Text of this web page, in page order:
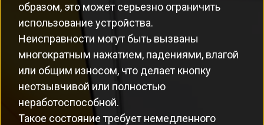
образом, это может серьезно ограничить
использование устройства.
Неисправности могут быть вызваны
многократным нажатием, падениями, влагой
или общим износом, что делает кнопку
неотзывчивой или полностью
неработоспособной.
Такое состояние требует немедленного